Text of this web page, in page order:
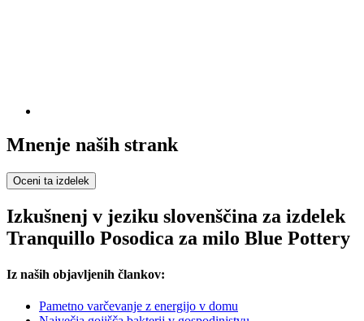
Mnenje naših strank
Oceni ta izdelek
Izkušnenj v jeziku slovenščina za izdelek
Tranquillo Posodica za milo Blue Pottery
Iz naših objavljenih člankov:
Pametno varčevanje z energijo v domu